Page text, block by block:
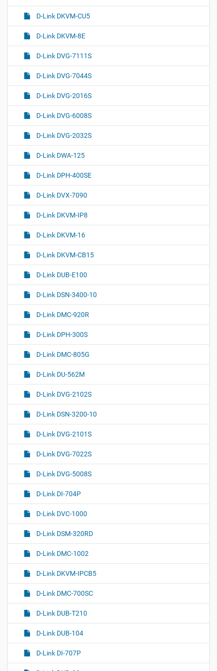
D-Link DKVM-CU5
D-Link DKVM-8E
D-Link DVG-7111S
D-Link DVG-7044S
D-Link DVG-2016S
D-Link DVG-6008S
D-Link DVG-2032S
D-Link DWA-125
D-Link DPH-400SE
D-Link DVX-7090
D-Link DKVM-IP8
D-Link DKVM-16
D-Link DKVM-CB15
D-Link DUB-E100
D-Link DSN-3400-10
D-Link DMC-920R
D-Link DPH-300S
D-Link DMC-805G
D-Link DU-562M
D-Link DVG-2102S
D-Link DSN-3200-10
D-Link DVG-2101S
D-Link DVG-7022S
D-Link DVG-5008S
D-Link DI-704P
D-Link DVC-1000
D-Link DSM-320RD
D-Link DMC-1002
D-Link DKVM-IPCB5
D-Link DMC-700SC
D-Link DUB-T210
D-Link DUB-104
D-Link DI-707P